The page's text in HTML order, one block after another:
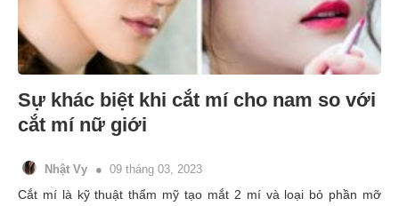
Sự khác biệt khi cắt mí cho nam so với
cắt mí nữ giới
Nhật Vy 09 tháng 03, 2023
Cắt mí là kỹ thuật thẩm mỹ tạo mắt 2 mí và loại bỏ phần mỡ